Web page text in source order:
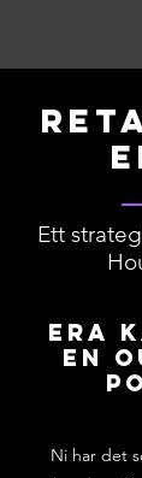
Ett
Era
en
Ni har det